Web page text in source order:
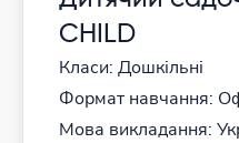
CHILD
Класи: Дошкільні
Формат навчання:
Мова викладання: